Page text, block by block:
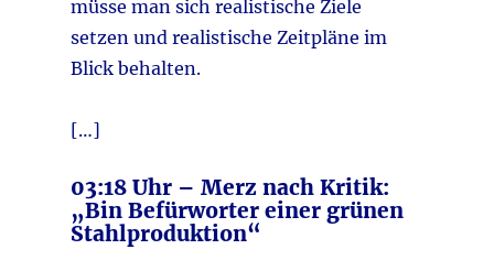
müsse man sich realistische Ziele
setzen und realistische Zeitpläne im
Blick behalten.
[…]
03:18 Uhr – Merz nach Kritik:
„Bin Befürworter einer grünen
Stahlproduktion“